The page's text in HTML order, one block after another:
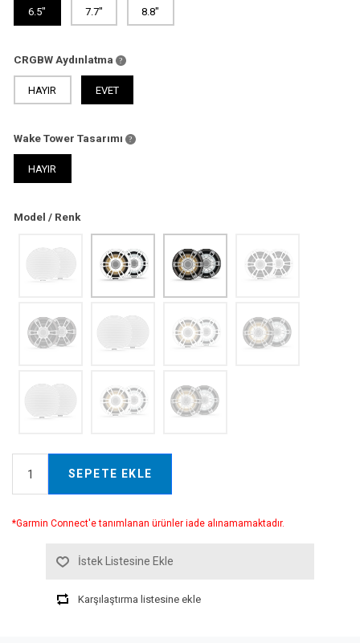
6.5" 7.7" 8.8"
CRGBW Aydınlatma
HAYIR EVET
Wake Tower Tasarımı
HAYIR
Model / Renk
SEPETE EKLE
*Garmin Connect'e tanımlanan ürünler iade alınamamaktadır.
İstek Listesine Ekle
Karşılaştırma listesine ekle